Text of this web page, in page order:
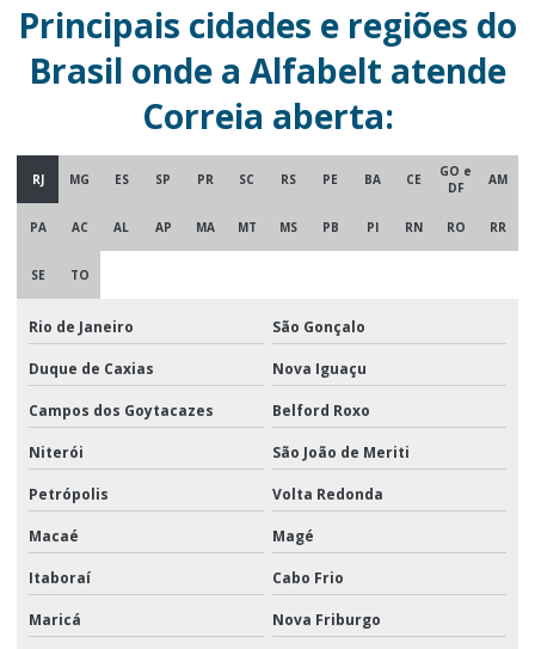
Principais cidades e regiões do
Brasil onde a Alfabelt atende
Correia aberta:
RJ MG ES SP PR SC RS PE BA CE
GO e
DF
AM
PA AC AL AP MA MT MS PB PI RN RO RR
SE TO
Rio de Janeiro São Gonçalo
Duque de Caxias Nova Iguaçu
Campos dos Goytacazes Belford Roxo
Niterói São João de Meriti
Petrópolis Volta Redonda
Macaé Magé
Itaboraí Cabo Frio
Maricá Nova Friburgo